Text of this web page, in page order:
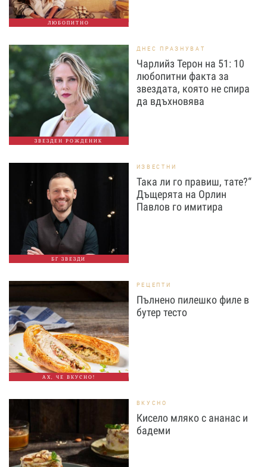
ЛЮБОПИТНО
ЗВЕЗДЕН РОЖДЕНИК
ДНЕС ПРАЗНУВАТ
Чарлийз Терон на 51: 10
любопитни факта за
звездата, която не спира
да вдъхновява
БГ ЗВЕЗДИ
ИЗВЕСТНИ
Така ли го правиш, тате?“
Дъщерята на Орлин
Павлов го имитира
АХ, ЧЕ ВКУСНО!
РЕЦЕПТИ
Пълнено пилешко филе в
бутер тесто
ВКУСНО
Кисело мляко с ананас и
бадеми